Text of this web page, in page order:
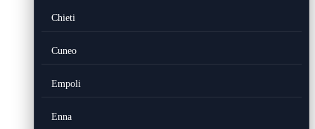
Chieti
Cuneo
Empoli
Enna